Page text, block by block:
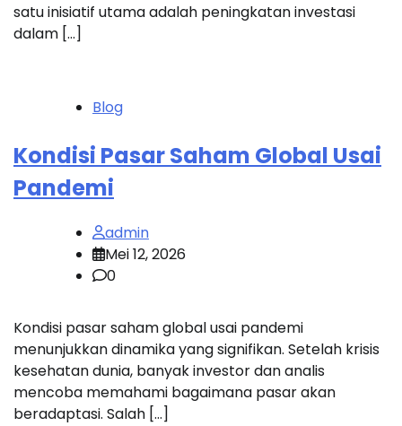
satu inisiatif utama adalah peningkatan investasi
dalam […]
Blog
Kondisi Pasar Saham Global Usai
Pandemi
admin
Mei 12, 2026
0
Kondisi pasar saham global usai pandemi
menunjukkan dinamika yang signifikan. Setelah krisis
kesehatan dunia, banyak investor dan analis
mencoba memahami bagaimana pasar akan
beradaptasi. Salah […]